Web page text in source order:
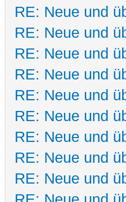
RE: Neue und
RE: Neue und
RE: Neue und
RE: Neue und
RE: Neue und
RE: Neue und
RE: Neue und
RE: Neue und
RE: Neue und